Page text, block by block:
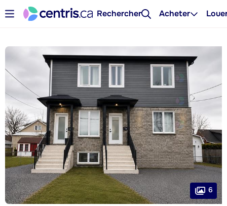
Rechercher Acheter
6